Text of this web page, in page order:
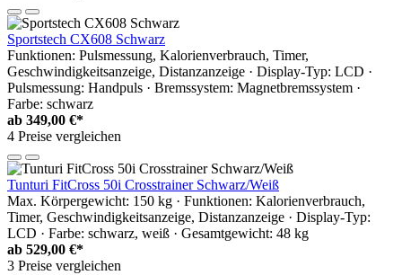
Sportstech CX608 Schwarz
Funktionen: Pulsmessung, Kalorienverbrauch, Timer,
Geschwindigkeitsanzeige, Distanzanzeige · Display-Typ: LCD ·
Pulsmessung: Handpuls · Bremssystem: Magnetbremssystem ·
Farbe: schwarz
ab 349,00 €*
4 Preise vergleichen
Tunturi FitCross 50i Crosstrainer Schwarz/Weiß
Max. Körpergewicht: 150 kg · Funktionen: Kalorienverbrauch,
Timer, Geschwindigkeitsanzeige, Distanzanzeige · Display-Typ:
LCD · Farbe: schwarz, weiß · Gesamtgewicht: 48 kg
ab 529,00 €*
3 Preise vergleichen